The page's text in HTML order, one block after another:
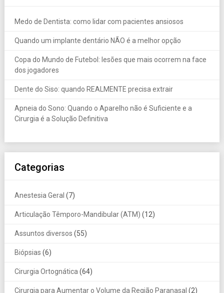
Medo de Dentista: como lidar com pacientes ansiosos
Quando um implante dentário NÃO é a melhor opção
Copa do Mundo de Futebol: lesões que mais ocorrem na face
dos jogadores
Dente do Siso: quando REALMENTE precisa extrair
Apneia do Sono: Quando o Aparelho não é Suficiente e a
Cirurgia é a Solução Definitiva
Categorias
Anestesia Geral (7)
Articulação Têmporo-Mandibular (ATM) (12)
Assuntos diversos (55)
Biópsias (6)
Cirurgia Ortognática (64)
Cirurgia para Aumentar o Volume da Região Paranasal (2)